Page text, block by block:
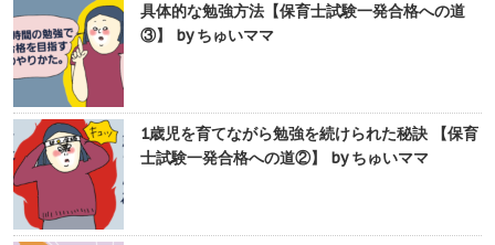
具体的な勉強方法【保育士試験一発合格への道
③】 by ちゅいママ
1歳児を育てながら勉強を続けられた秘訣 【保育
士試験一発合格への道②】 by ちゅいママ